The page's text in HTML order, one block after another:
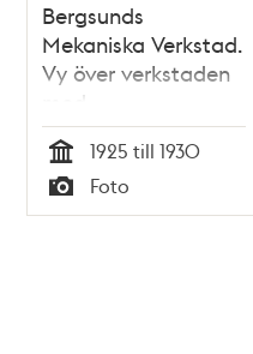
Bergsunds
Mekaniska Verkstad.
Vy över verkstaden
med
varvsverksamhet.
Nederst till vänster
Reimersholmes
spritfabrik.
Tid
1925 till 1930
Typ
Foto